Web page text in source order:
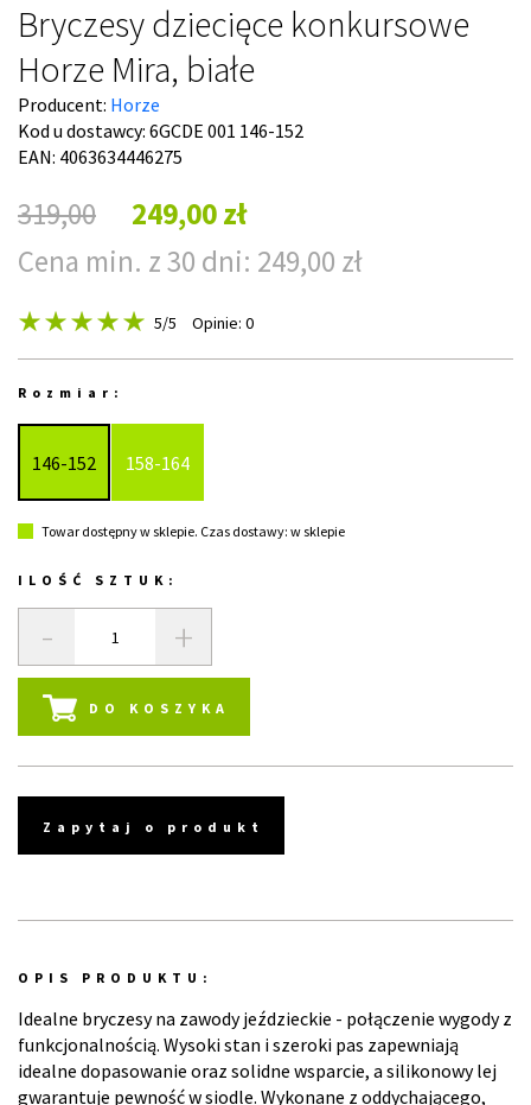
Bryczesy dziecięce konkursowe
Horze Mira, białe
Producent: Horze
Kod u dostawcy: 6GCDE 001 146-152
EAN: 4063634446275
319,00
249,00 zł
Cena min. z 30 dni: 249,00 zł
5/5 Opinie: 0
Rozmiar:
146-152 158-164
Towar dostępny w sklepie. Czas dostawy: w sklepie
ILOŚĆ SZTUK:
- +
DO KOSZYKA
Zapytaj o produkt
OPIS PRODUKTU:
Idealne bryczesy na zawody jeździeckie - połączenie wygody z
funkcjonalnością. Wysoki stan i szeroki pas zapewniają
idealne dopasowanie oraz solidne wsparcie, a silikonowy lej
gwarantuje pewność w siodle. Wykonane z oddychającego,